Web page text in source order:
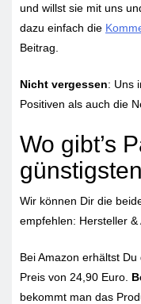
und willst sie mit uns
dazu einfach die
Beitrag.
Nicht vergessen: Uns
Positiven als auch die
Wo gibt’s
Wir können Dir die
empfehlen: Hersteller &
Bei Amazon erhältst
Preis von 24,90 Euro.
bekommt man das